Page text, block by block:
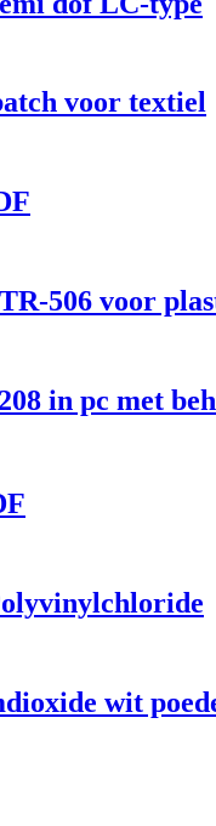
voor textiel
506 voor
in pc met
wit